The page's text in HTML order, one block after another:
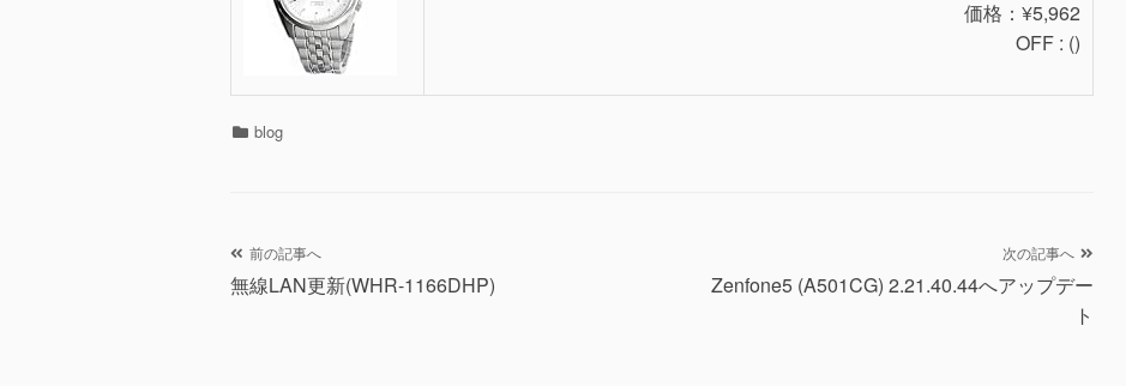
価格：¥5,962
OFF : ()
カ blog
投
稿
前の記事へ
無線LAN更新(WHR-1166DHP)
次の記事へ
Zenfone5 (A501CG) 2.21.40.44へアップデー
ト